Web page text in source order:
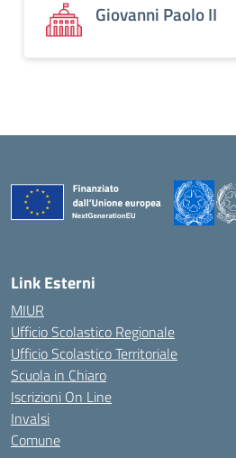
Giovanni Paolo II
Link Esterni
MIUR
Ufficio Scolastico Regionale
Ufficio Scolastico Territoriale
Scuola in Chiaro
Iscrizioni On Line
Invalsi
Comune